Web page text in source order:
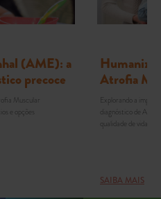
(AME): a
precoce
Muscular
e opções
Atrofia
Explorando a
diagnóstico de
qualidade de vida
SAIBA MAIS